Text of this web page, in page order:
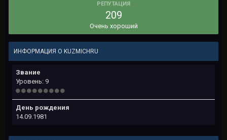
РЕПУТАЦИЯ
209
Очень хороший
ИНФОРМАЦИЯ О KUZMICHRU
Звание
Уровень: 9
День рождения
14.09.1981